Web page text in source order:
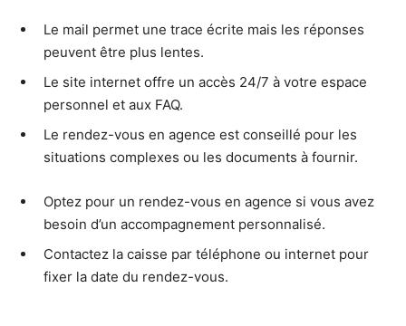
Le mail permet une trace écrite mais les réponses
peuvent être plus lentes.
Le site internet offre un accès 24/7 à votre espace
personnel et aux FAQ.
Le rendez-vous en agence est conseillé pour les
situations complexes ou les documents à fournir.
Optez pour un rendez-vous en agence si vous avez
besoin d’un accompagnement personnalisé.
Contactez la caisse par téléphone ou internet pour
fixer la date du rendez-vous.